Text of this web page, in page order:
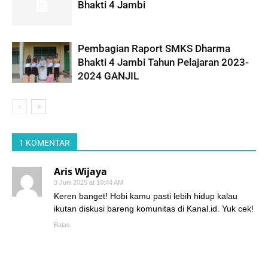
Bhakti 4 Jambi
Pembagian Raport SMKS Dharma
Bhakti 4 Jambi Tahun Pelajaran 2023-
2024 GANJIL
1 KOMENTAR
Aris Wijaya
3 Juni 2025 at 10:44 AM
Keren banget! Hobi kamu pasti lebih hidup kalau
ikutan diskusi bareng komunitas di Kanal.id. Yuk cek!
Balas